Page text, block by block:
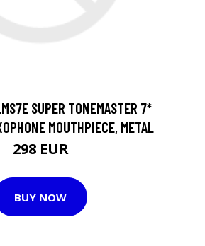
SUPER TONEMASTER 7*
MOUTHPIECE, METAL
298 EUR
BUY NOW